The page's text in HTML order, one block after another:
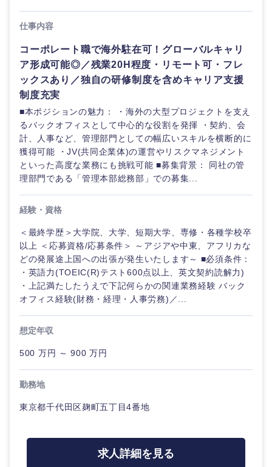
仕事内容
コーポレート職で海外駐在可！グローバルキャリ
ア形成可能◎／残業20H程度・リモート可・フレ
ックスあり／独自の研修制度を含めキャリア支援
制度充実
■本ポジションの魅力： ・海外の大型プロジェクトを支え
るバックオフィスとして中心的な役割を発揮 ・契約、会
計、人事など、管理部門としての幅広いスキルを横断的に
獲得可能 ・JV(共同企業体)の運営やリスクマネジメント
といった高度な業務にも挑戦可能 ■募集背景： 同社の管
理部門である「管理本部総務部」での募集...
経験・資格
＜最終学歴＞大学院、大学、短期大学、専修・各種学校卒
以上 ＜応募資格/応募条件＞ ～アジアや中東、アフリカな
どの発展途上国への出張が発生いたします～ ■必須条件：
・英語力(TOEIC(R)テスト600点以上、英文契約読解力)
・上記満たしたうえで下記何らかの関連業務経験 バック
オフィス経験(財務・経理・人事労務)／...
想定年収
500 万円 ～ 900 万円
勤務地
東京都千代田区麹町五丁目4番地
求人詳細を見る